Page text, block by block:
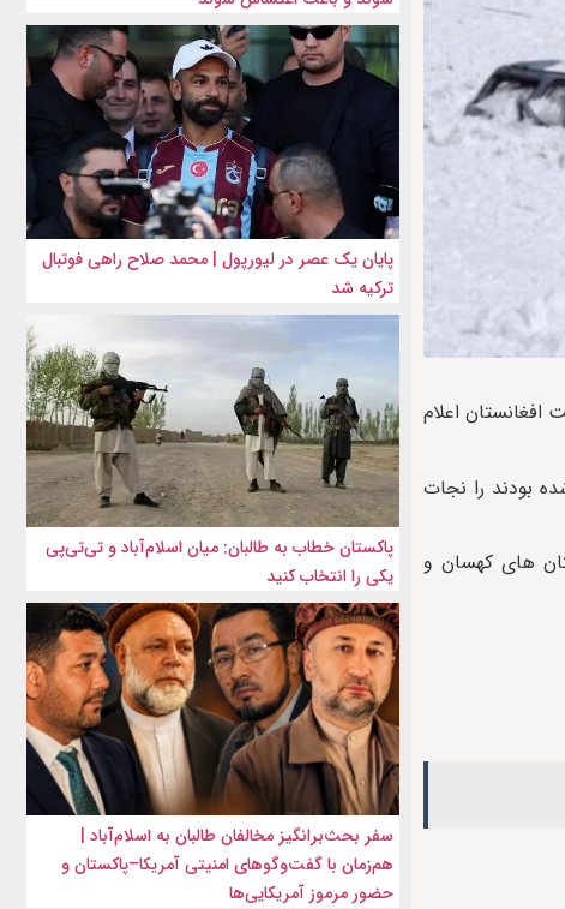
اعلام
در برف گرفتار شده بودند را نجات
۲۰۷ الفاروق از مربوطات شهرستان های کهسان و
پایان یک عصر در لیورپول | محمد صلاح راهی فوتبال
ترکیه شد
پاکستان خطاب به طالبان: میان اسلام‌آباد و تی‌تی‌پی
یکی را انتخاب کنید
سفر بحث‌برانگیز مخالفان طالبان به اسلام‌آباد |
هم‌زمان با گفت‌وگوهای امنیتی آمریکا–پاکستان و
حضور مرموز آمریکایی‌ها